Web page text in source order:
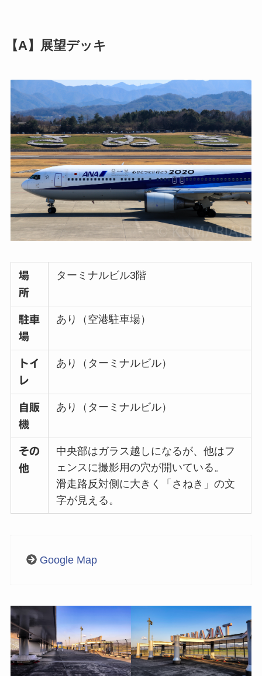
【A】展望デッキ
場
所
ターミナルビル3階
駐車
場
あり（空港駐車場）
トイ
レ
あり（ターミナルビル）
自販
機
あり（ターミナルビル）
その
他
中央部はガラス越しになるが、他はフ
ェンスに撮影用の穴が開いている。
滑走路反対側に大きく「さねき」の文
字が見える。
Google Map